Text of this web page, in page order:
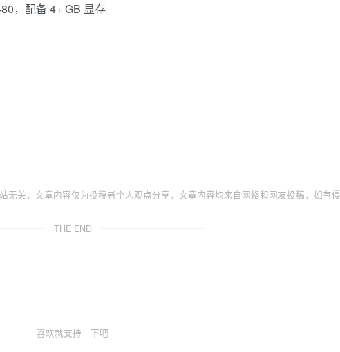
，配备 4+ GB 显存
无关，文章内容仅为投稿者个人观点分享，文章内容均来自网络和网友投稿，如有侵
THE END
喜欢就支持一下吧